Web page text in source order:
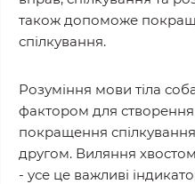
також допоможе
спілкування.
Розуміння мови тіла
фактором для створення
покращення
другом. Виляння
- усе це важливі